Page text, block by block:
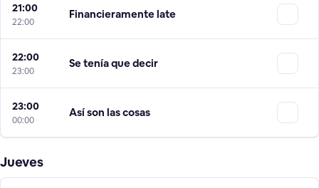
21:00
22:00
Financieramente late
22:00
23:00
Se tenía que decir
23:00
00:00
Así son las cosas
Jueves